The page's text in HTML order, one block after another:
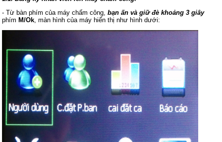
- Từ bàn phím của máy chấm công,bạn ấn và giữ đè khoảng 3 giây
phím M/Ok, màn hình của máy hiển thị như hình dưới: